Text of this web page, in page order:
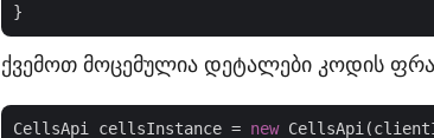
ქვემოთ მოცემულია დეტალები კოდის
CellsApi cellsInstance = new